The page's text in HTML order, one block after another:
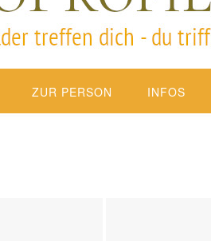
ZUR PERSON INFOS